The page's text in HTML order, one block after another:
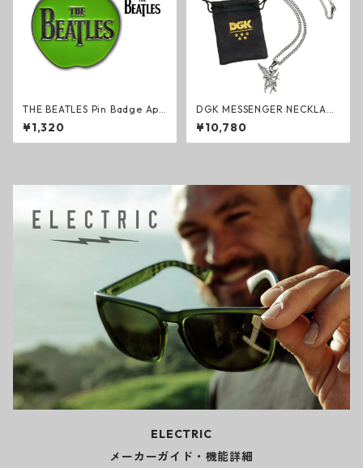
THE BEATLES Pin Badge App
le Logo ピンバッジ ザ・ビー
トルズ ロック ジョン・レノン
アップル・コア グッズ
¥1,320
DGK MESSENGER NECKLACE
ネックレス シルバー スカルマ
スク エンジェル スケートボー
ド アクセサリー
¥10,780
ELECTRIC
メーカーガイド・機能詳細